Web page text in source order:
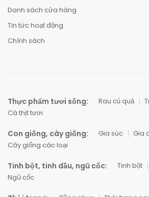
Danh sách cửa hàng
Tin tức hoạt động
Chính sách
Thực phẩm tươi sống: Rau củ quả
Cá thịt tươi
Con giống, cây giống: Gia súc Gia
Cây giống các loại
Tinh bột, tinh dầu, ngũ cốc: Tinh bột
Ngũ cốc